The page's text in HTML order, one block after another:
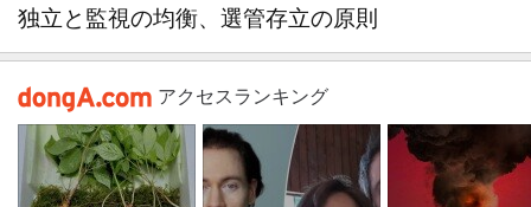
独立と監視の均衡、選管存立の原則
アクセスランキング